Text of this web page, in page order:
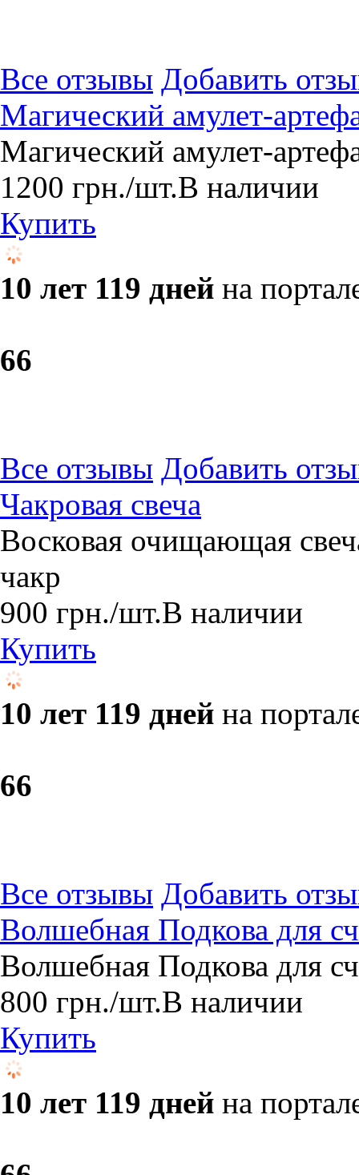
Все отзывы Добавить
Магический амулет-
Магический амулет-
1200 грн./шт.В наличии
Купить
10 лет 119 дней на
66
Все отзывы Добавить
Чакровая свеча
​Восковая очищающая
чакр
900 грн./шт.В наличии
Купить
10 лет 119 дней на
66
Все отзывы Добавить
Волшебная Подкова для
Волшебная Подкова для
800 грн./шт.В наличии
Купить
10 лет 119 дней на